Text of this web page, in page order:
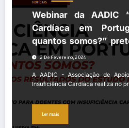
NOTÍCIAS
Webinar da AADIC
Cardíaca em
quantos somos?”
os resultados do
que revelaram
significativo da
2 De Fevereiro, 2024
A AADIC - Associação de
Insuficiência Cardíaca realiza no
Ler mais